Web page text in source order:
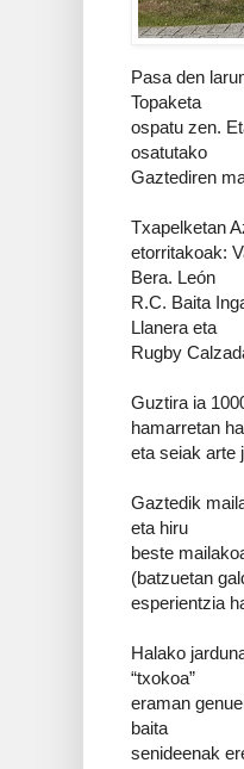
Pasa den
Topaketa
ospatu zen.
osatutako
Gaztediren
Txapelketan
etorritakoak:
Bera. León
R.C. Baita
Llanera eta
Rugby
Guztira ia
hamarretan
eta seiak arte
Gaztedik
eta hiru
beste
(batzuetan
esperientzia
Halako
“txokoa”
eraman
baita
senideenak